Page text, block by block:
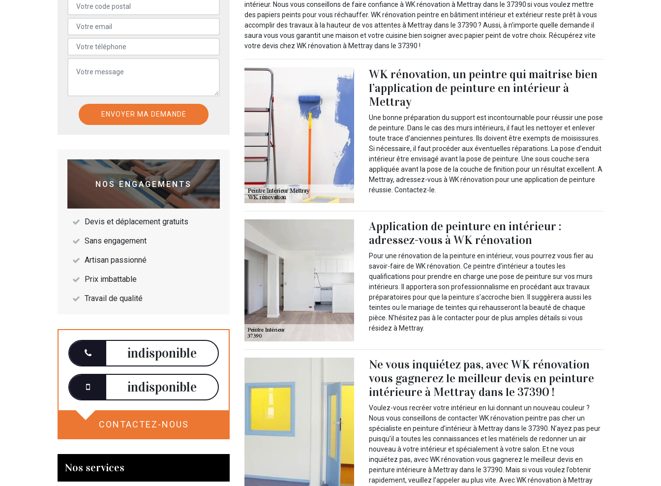
NOS ENGAGEMENTS
Devis et déplacement gratuits
Sans engagement
Artisan passionné
Prix imbattable
Travail de qualité
indisponible
indisponible
CONTACTEZ-NOUS
Nos services
intérieur. Nous vous conseillons de faire confiance à WK rénovation à Mettray dans le 37390 si vous voulez mettre
des papiers peints pour vous réchauffer. WK rénovation peintre en bâtiment intérieur et extérieur reste prêt à vous
accomplir des travaux à la hauteur de vos attentes à Mettray dans le 37390 ? Aussi, à n’importe quelle demande il
saura vous vous garantit une maison et votre cuisine bien soigner avec papier peint de votre choix. Récupérez vite
votre devis chez WK rénovation à Mettray dans le 37390 !
WK rénovation, un peintre qui maitrise bien
l’application de peinture en intérieur à
Mettray
Une bonne préparation du support est incontournable pour réussir une pose
de peinture. Dans le cas des murs intérieurs, il faut les nettoyer et enlever
toute trace d’anciennes peintures. Ils doivent être exempts de moisissures.
Si nécessaire, il faut procéder aux éventuelles réparations. La pose d’enduit
intérieur être envisagé avant la pose de peinture. Une sous couche sera
appliquée avant la pose de la couche de finition pour un résultat excellent. A
Mettray, adressez-vous à WK rénovation pour une application de peinture
réussie. Contactez-le.
Application de peinture en intérieur :
adressez-vous à WK rénovation
Pour une rénovation de la peinture en intérieur, vous pourrez vous fier au
savoir-faire de WK rénovation. Ce peintre d’intérieur a toutes les
qualifications pour prendre en charge une pose de peinture sur vos murs
intérieurs. Il apportera son professionnalisme en procédant aux travaux
préparatoires pour que la peinture s’accroche bien. Il suggèrera aussi les
teintes ou le mariage de teintes qui rehausseront la beauté de chaque
pièce. N’hésitez pas à le contacter pour de plus amples détails si vous
résidez à Mettray.
Ne vous inquiétez pas, avec WK rénovation
vous gagnerez le meilleur devis en peinture
intérieure à Mettray dans le 37390 !
Voulez-vous recréer votre intérieur en lui donnant un nouveau couleur ?
Nous vous conseillons de contacter WK rénovation peintre pas cher un
spécialiste en peinture d’intérieur à Mettray dans le 37390. N’ayez pas peur
puisqu’il a toutes les connaissances et les matériels de redonner un air
nouveau à votre intérieur et spécialement à votre salon. Et ne vous
inquiétez pas, avec WK rénovation vous gagnerez le meilleur devis en
peinture intérieure à Mettray dans le 37390. Mais si vous voulez l’obtenir
rapidement, veuillez l’appeler au plus vite. Avec WK rénovation à Mettray